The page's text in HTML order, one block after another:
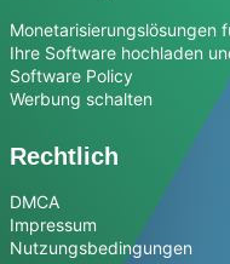
Monetarisierungslösungen
Ihre Software hochladen
Software Policy
Werbung schalten
Rechtlich
DMCA
Impressum
Nutzungsbedingungen